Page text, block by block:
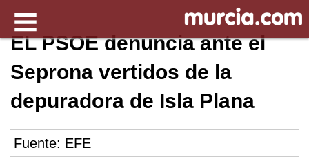
EL PSOE denuncia ante el
Seprona vertidos de la
depuradora de Isla Plana
Fuente: EFE